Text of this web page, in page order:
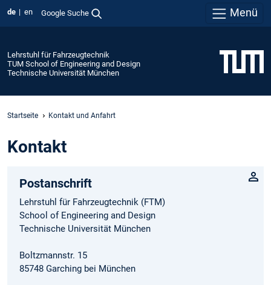
de en Google Suche Menü
Lehrstuhl für Fahrzeugtechnik
TUM School of Engineering and Design
Technische Universität München
Startseite Kontakt und Anfahrt
Kontakt
Postanschrift
Lehrstuhl für Fahrzeugtechnik (FTM)
School of Engineering and Design
Technische Universität München
Boltzmannstr. 15
85748 Garching bei München